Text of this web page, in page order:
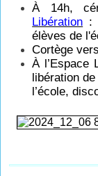
À 14h,
Libération :
élèves de
Cortège
À l’Espace
libération
l’école,